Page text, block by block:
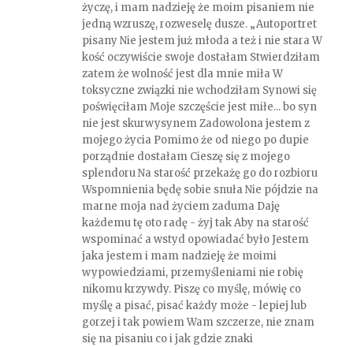
życzę, i mam nadzieję że moim pisaniem nie
jedną wzruszę, rozweselę dusze. „Autoportret
pisany Nie jestem już młoda a też i nie stara W
kość oczywiście swoje dostałam Stwierdziłam
zatem że wolność jest dla mnie miła W
toksyczne związki nie wchodziłam Synowi się
poświęciłam Moje szczęście jest miłe... bo syn
nie jest skurwysynem Zadowolona jestem z
mojego życia Pomimo że od niego po dupie
porządnie dostałam Cieszę się z mojego
splendoru Na starość przekażę go do rozbioru
Wspomnienia będę sobie snuła Nie pójdzie na
marne moja nad życiem zaduma Daję
każdemu tę oto radę - żyj tak Aby na starość
wspominać a wstyd opowiadać było Jestem
jaka jestem i mam nadzieję że moimi
wypowiedziami, przemyśleniami nie robię
nikomu krzywdy. Piszę co myślę, mówię co
myślę a pisać, pisać każdy może - lepiej lub
gorzej i tak powiem Wam szczerze, nie znam
się na pisaniu co i jak gdzie znaki